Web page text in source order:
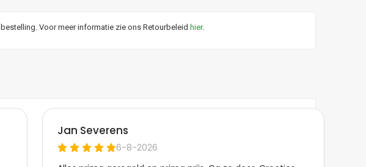
Voor meer informatie zie ons Retourbeleid hier.